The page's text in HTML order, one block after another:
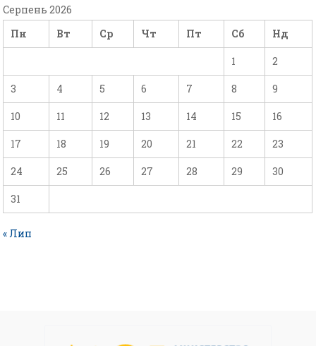
Серпень 2026
Пн
Вт Ср Чт Пт Сб Нд
1 2
3 4 5 6 7 8 9
10 11 12 13 14 15 16
17 18 19 20 21 22 23
24 25 26 27 28 29 30
31
« Лип